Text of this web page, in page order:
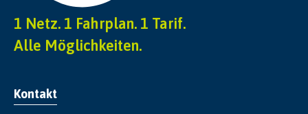
1 Netz. 1 Fahrplan. 1 Tarif.
Alle Möglichkeiten.
Kontakt